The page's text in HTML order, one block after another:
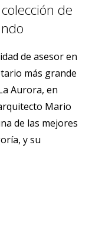
de
de asesor en
más grande
Aurora, en
Mario
de las mejores
y su